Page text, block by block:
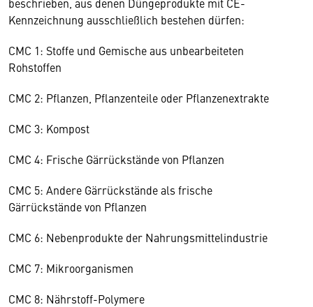
Kennzeichnung ausschließlich bestehen dürfen:
CMC 1: Stoffe und Gemische aus unbearbeiteten
Rohstoffen
CMC 2: Pflanzen, Pflanzenteile oder Pflanzenextrakte
CMC 3: Kompost
CMC 4: Frische Gärrückstände von Pflanzen
CMC 5: Andere Gärrückstände als frische
Gärrückstände von Pflanzen
CMC 6: Nebenprodukte der Nahrungsmittelindustrie
CMC 7: Mikroorganismen
CMC 8: Nährstoff-Polymere